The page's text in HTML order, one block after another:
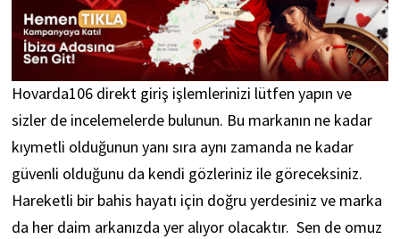
Hovarda106 direkt giriş işlemlerinizi lütfen yapın ve
sizler de incelemelerde bulunun. Bu markanın ne kadar
kıymetli olduğunun yanı sıra aynı zamanda ne kadar
güvenli olduğunu da kendi gözleriniz ile göreceksiniz.
Hareketli bir bahis hayatı için doğru yerdesiniz ve marka
da her daim arkanızda yer alıyor olacaktır. Sen de omuz